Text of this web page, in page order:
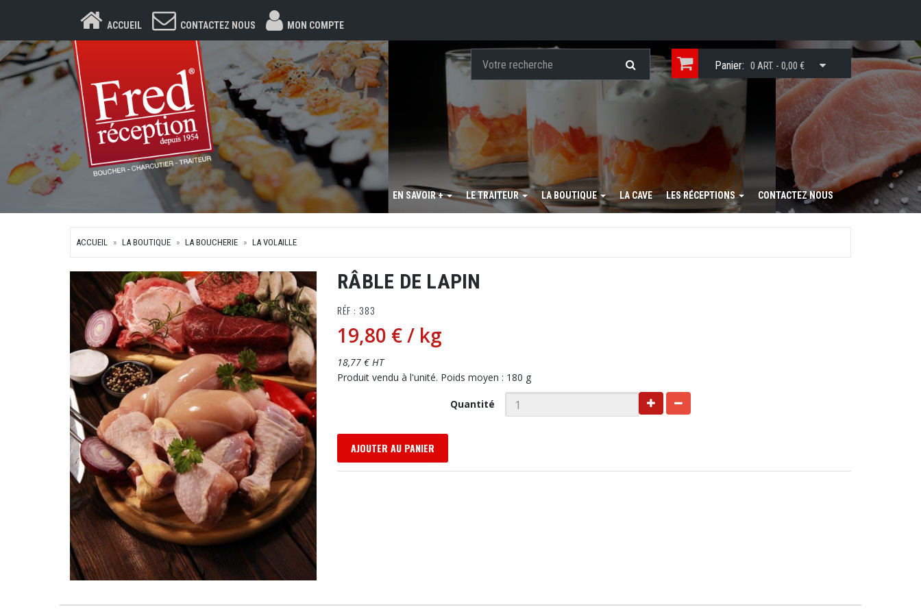
ACCUEIL CONTACTEZ NOUS MON COMPTE
Panier: 0 ART. - 0,00 €
EN SAVOIR + LE TRAITEUR LA BOUTIQUE LA CAVE LES RÉCEPTIONS CONTACTEZ NOUS
ACCUEIL LA BOUTIQUE LA BOUCHERIE LA VOLAILLE
RÂBLE DE LAPIN
RÉF : 383
19,80 €/ kg
18,77 € HT
Produit vendu à l'unité. Poids moyen : 180 g
Quantité
AJOUTER AU PANIER